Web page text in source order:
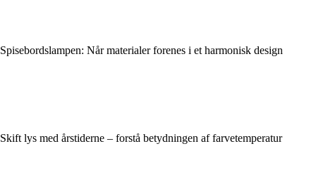
Spisebordslampen: Når materialer forenes i et harmonisk design
Skift lys med årstiderne – forstå betydningen af farvetemperatur